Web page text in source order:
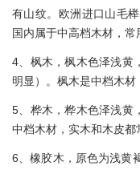
有山纹。欧洲进口山毛
国内属于中高档木材，常
4、枫木，枫木色泽浅黄
明显）。枫木是中档木材
5、桦木，桦木色泽浅黄
中档木材，实木和木皮都
6、橡胶木，原色为浅黄